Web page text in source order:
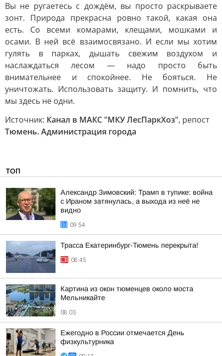
Вы не ругаетесь с дождём, вы просто раскрываете
зонт. Природа прекрасна ровно такой, какая она
есть. Со всеми комарами, клещами, мошками и
осами. В ней всё взаимосвязано. И если мы хотим
гулять в парках, дышать свежим воздухом и
наслаждаться лесом — надо просто быть
внимательнее и спокойнее. Не бояться. Не
уничтожать. Использовать защиту. И помнить, что
мы здесь не одни.
Источник: Канал в МАКС "МКУ ЛесПаркХоз", репост
Тюмень. Администрация города
ТОП
Александр Зимовский: Трамп в тупике: война
с Ираном затянулась, а выхода из неё не
видно
09:54
Трасса Екатеринбург-Тюмень перекрыта!
08:45
Картина из окон тюменцев около моста
Мельникайте
08:03
Ежегодно в России отмечается День
физкультурника